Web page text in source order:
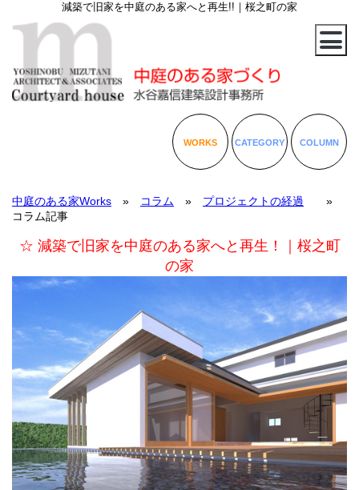
減築で旧家を中庭のある家へと再生!!｜桜之町の家
WORKS CATEGORY COLUMN
中庭のある家Works » コラム » プロジェクトの経過 »
コラム記事
☆ 減築で旧家を中庭のある家へと再生！｜桜之町
の家